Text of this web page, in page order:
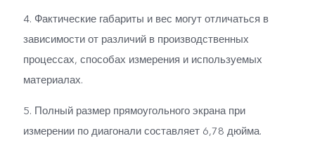
4. Фактические габариты и вес могут отличаться в
зависимости от различий в производственных
процессах, способах измерения и используемых
материалах.
5. Полный размер прямоугольного экрана при
измерении по диагонали составляет 6,78 дюйма.